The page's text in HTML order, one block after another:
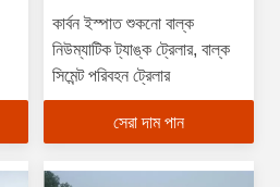
কার্বন ইস্পাত শুকনো বাল্ক
নিউম্যাটিক ট্যাঙ্ক ট্রেলার, বাল্ক
সিমেন্ট পরিবহন ট্রেলার
সেরা দাম পান